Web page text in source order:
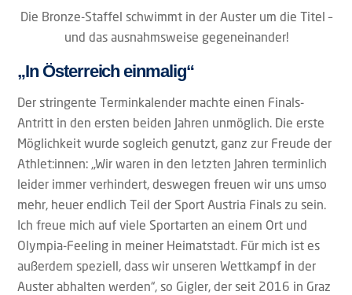
Die Bronze-Staffel schwimmt in der Auster um die Titel –
und das ausnahmsweise gegeneinander!
„In Österreich einmalig“
Der stringente Terminkalender machte einen Finals-
Antritt in den ersten beiden Jahren unmöglich. Die erste
Möglichkeit wurde sogleich genutzt, ganz zur Freude der
Athlet:innen: „Wir waren in den letzten Jahren terminlich
leider immer verhindert, deswegen freuen wir uns umso
mehr, heuer endlich Teil der Sport Austria Finals zu sein.
Ich freue mich auf viele Sportarten an einem Ort und
Olympia-Feeling in meiner Heimatstadt. Für mich ist es
außerdem speziell, dass wir unseren Wettkampf in der
Auster abhalten werden“, so Gigler, der seit 2016 in Graz